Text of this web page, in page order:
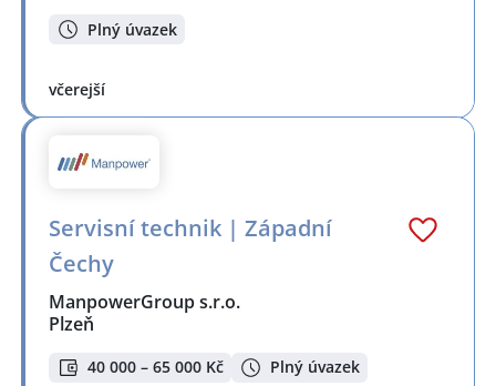
Plný úvazek
včerejší
Servisní technik | Západní
Čechy
ManpowerGroup s.r.o.
Plzeň
40 000 – 65 000 Kč Plný úvazek